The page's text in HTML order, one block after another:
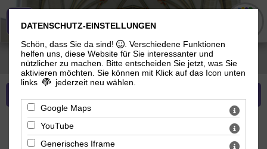
Evangelisch-Lutherische Gemeinde
Sie sind hier:Evangelisch-Lutherische Gemeinde>Über uns>Unsere Orte
Stadtkirche
Stadtkirche, Orgel und Glocken
DATENSCHUTZ-EINSTELLUNGEN
Schön, dass Sie da sind!
. Verschiedene Funktionen
helfen uns, diese Website für Sie interessanter und
nützlicher zu machen.
Bitte entscheiden Sie jetzt, was Sie
aktivieren möchten. Sie können mit Klick auf das Icon unten
links
jederzeit neu wählen.
Google Maps
YouTube
Generisches Iframe